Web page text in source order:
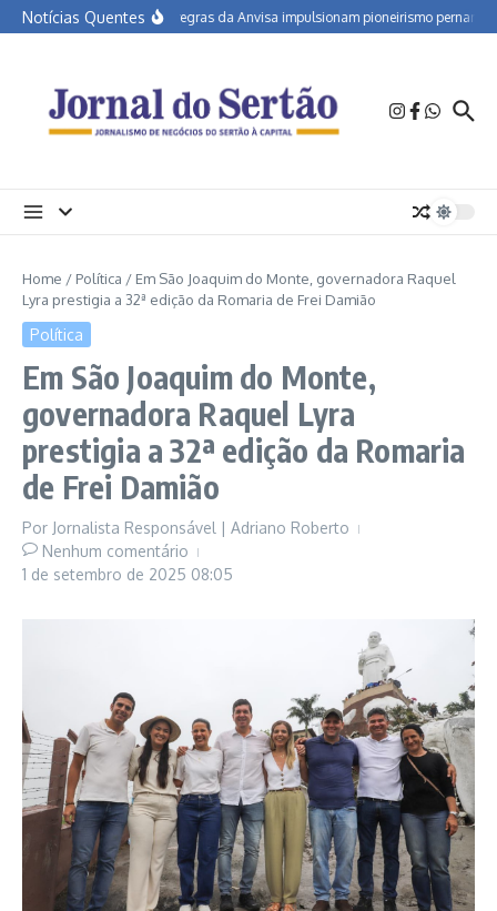
Ir para o conteúdo
Notícias QuentesNovas regras da Anvisa impulsionam pioneirismo
Home / Política / Em São Joaquim do Monte, governadora Raquel
Lyra prestigia a 32ª edição da Romaria de Frei Damião
Política
Em São Joaquim do Monte,
governadora Raquel Lyra
prestigia a 32ª edição da Romaria
de Frei Damião
Por Jornalista Responsável | Adriano Roberto
Nenhum comentário
1 de setembro de 2025 08:05